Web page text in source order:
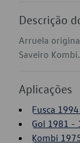
Descrição
Arruela
Saveiro
Aplicações
Fusca
Gol 1981 -
Kombi